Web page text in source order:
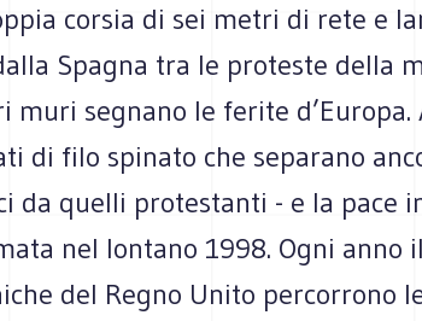
corsia di sei metri di rete e
Spagna tra le proteste della
muri segnano le ferite d’Europa.
di filo spinato che separano
da quelli protestanti - e la pace
nel lontano 1998. Ogni anno
del Regno Unito percorrono